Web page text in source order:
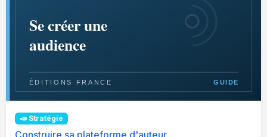
📣 Stratégie
Construire sa plateforme d'auteur